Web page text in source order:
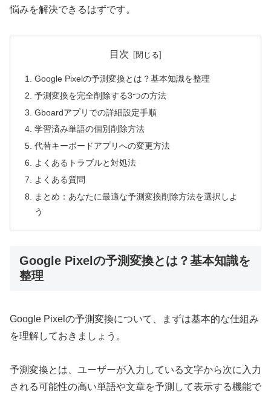
悩みを解決できるはずです。
目次
Google Pixelの予測変換とは？基本知識を整理
予測変換を完全削除する3つの方法
Gboardアプリでの詳細設定手順
学習済み単語の個別削除方法
代替キーボードアプリへの変更方法
よくあるトラブルと対処法
よくある質問
まとめ：あなたに最適な予測変換削除方法を選択しよ
う
Google Pixelの予測変換とは？基本知識を
整理
Google Pixelの予測変換について、まずは基本的な仕組み
を理解しておきましょう。
予測変換とは、ユーザーが入力している文字から次に入力
される可能性の高い単語や文章を予測して表示する機能で